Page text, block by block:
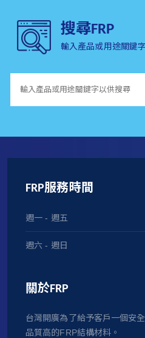
搜尋FRP
輸入產品或用途關鍵
FRP服務時間
週一 - 週五
週六 - 週日
關於FRP
台灣開廣為了給予客戶一個安
品質高的FRP結構材料。